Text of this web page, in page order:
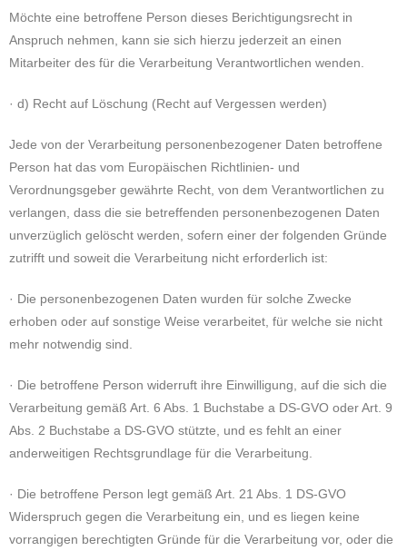
Möchte eine betroffene Person dieses Berichtigungsrecht in
Anspruch nehmen, kann sie sich hierzu jederzeit an einen
Mitarbeiter des für die Verarbeitung Verantwortlichen wenden.
· d) Recht auf Löschung (Recht auf Vergessen werden)
Jede von der Verarbeitung personenbezogener Daten betroffene
Person hat das vom Europäischen Richtlinien- und
Verordnungsgeber gewährte Recht, von dem Verantwortlichen zu
verlangen, dass die sie betreffenden personenbezogenen Daten
unverzüglich gelöscht werden, sofern einer der folgenden Gründe
zutrifft und soweit die Verarbeitung nicht erforderlich ist:
· Die personenbezogenen Daten wurden für solche Zwecke
erhoben oder auf sonstige Weise verarbeitet, für welche sie nicht
mehr notwendig sind.
· Die betroffene Person widerruft ihre Einwilligung, auf die sich die
Verarbeitung gemäß Art. 6 Abs. 1 Buchstabe a DS-GVO oder Art. 9
Abs. 2 Buchstabe a DS-GVO stützte, und es fehlt an einer
anderweitigen Rechtsgrundlage für die Verarbeitung.
· Die betroffene Person legt gemäß Art. 21 Abs. 1 DS-GVO
Widerspruch gegen die Verarbeitung ein, und es liegen keine
vorrangigen berechtigten Gründe für die Verarbeitung vor, oder die